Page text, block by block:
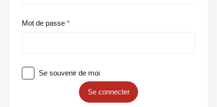
Mot de passe
Se souvenir de moi
Se connecter